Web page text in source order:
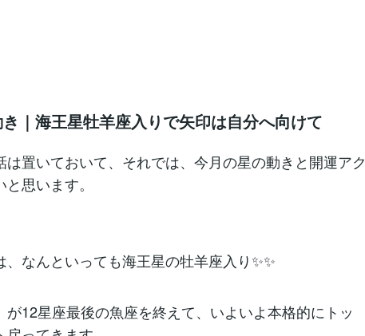
｜海王星牡羊座入りで矢印は自分へ向けて
は置いておいて、それでは、今月の星の動きと開運アク
思います。
なんといっても海王星の牡羊座入り✨✨
が12星座最後の魚座を終えて、いよいよ本格的にトッ